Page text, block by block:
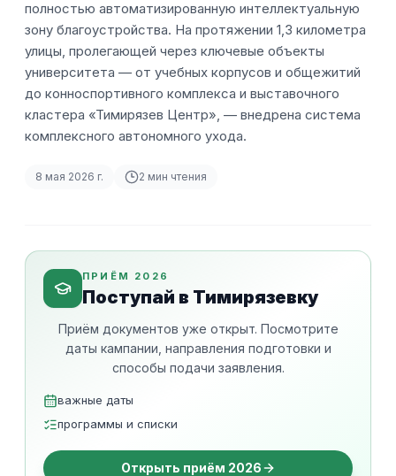
полностью автоматизированную интеллектуальную
зону благоустройства. На протяжении 1,3 километра
улицы, пролегающей через ключевые объекты
университета — от учебных корпусов и общежитий
до конноспортивного комплекса и выставочного
кластера «Тимирязев Центр», — внедрена система
комплексного автономного ухода.
8 мая 2026 г. 2 мин чтения
ПРИЁМ 2026
Поступай в Тимирязевку
Приём документов уже открыт. Посмотрите
даты кампании, направления подготовки и
способы подачи заявления.
важные даты
программы и списки
Открыть приём 2026